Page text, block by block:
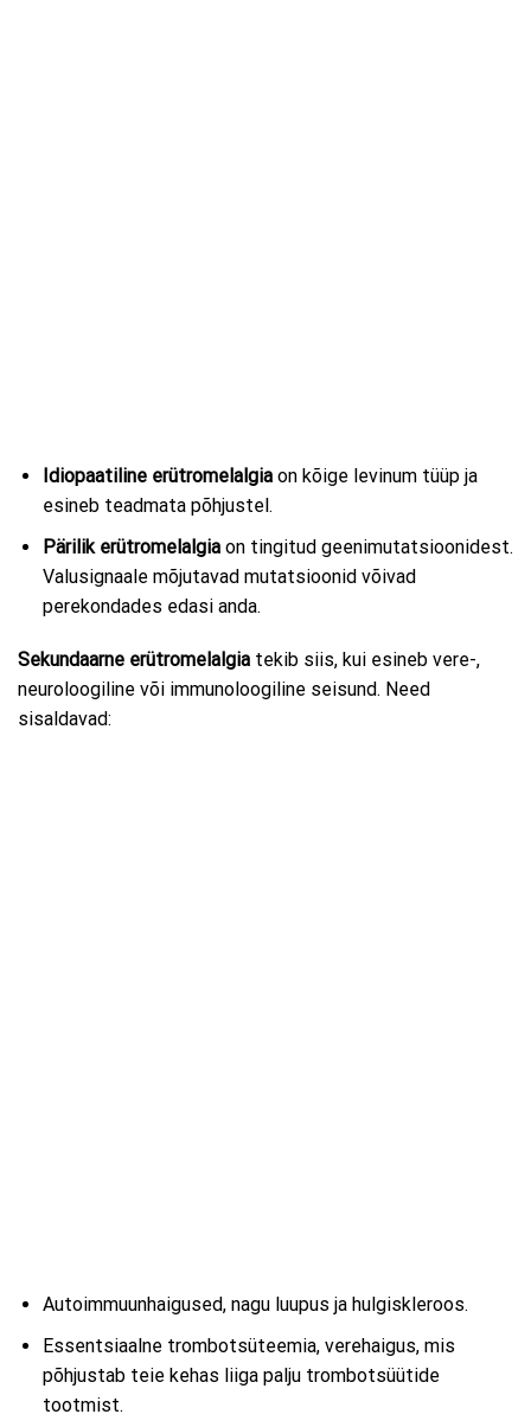
Idiopaatiline erütromelalgiaon kõige levinum tüüp ja
esineb teadmata põhjustel.
Pärilik erütromelalgia on tingitud geenimutatsioonidest.
Valusignaale mõjutavad mutatsioonid võivad
perekondades edasi anda.
Sekundaarne erütromelalgia tekib siis, kui esineb vere-,
neuroloogiline või immunoloogiline seisund. Need
sisaldavad:
Autoimmuunhaigused, nagu luupus ja hulgiskleroos.
Essentsiaalne trombotsüteemia, verehaigus, mis
põhjustab teie kehas liiga palju trombotsüütide
tootmist.